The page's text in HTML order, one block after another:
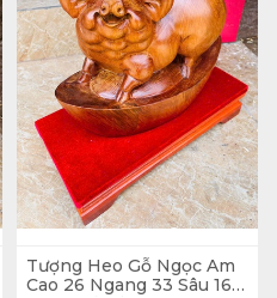
Tượng Heo Gỗ Ngọc Am
Cao 26 Ngang 33 Sâu 16